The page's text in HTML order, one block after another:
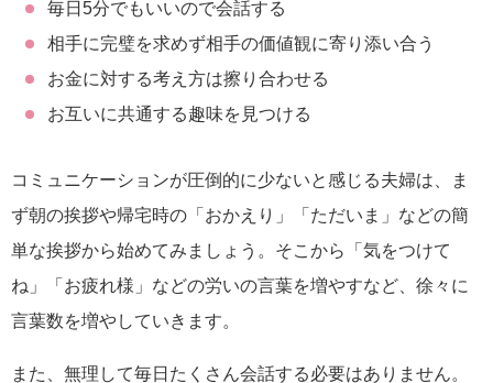
毎日5分でもいいので会話する
相手に完璧を求めず相手の価値観に寄り添い合う
お金に対する考え方は擦り合わせる
お互いに共通する趣味を見つける
コミュニケーションが圧倒的に少ないと感じる夫婦は、ま
ず朝の挨拶や帰宅時の「おかえり」「ただいま」などの簡
単な挨拶から始めてみましょう。そこから「気をつけて
ね」「お疲れ様」などの労いの言葉を増やすなど、徐々に
言葉数を増やしていきます。
また、無理して毎日たくさん会話する必要はありません。